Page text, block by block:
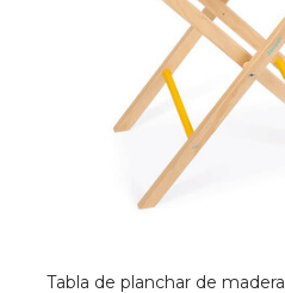
Tabla de planchar de madera